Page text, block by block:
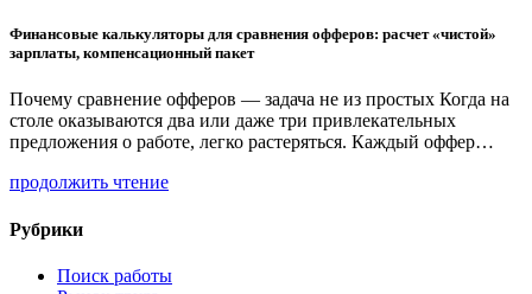
Финансовые калькуляторы для сравнения офферов: расчет «чистой»
зарплаты, компенсационный пакет
Почему сравнение офферов — задача не из простых Когда на
столе оказываются два или даже три привлекательных
предложения о работе, легко растеряться. Каждый оффер…
продолжить чтение
Рубрики
Поиск работы